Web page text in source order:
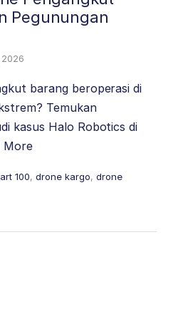
Pegunungan
2026
barang beroperasi di
Temukan
kasus Halo Robotics di
More
100, drone kargo, drone